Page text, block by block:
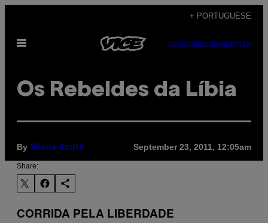
content
+ PORTUGUESE
Open
SUBSCRIBENEWSLETTER
Os Rebeldes da Líbia
By Shane Smith September 23, 2011, 12:05am
Share:
CORRIDA PELA LIBERDADE